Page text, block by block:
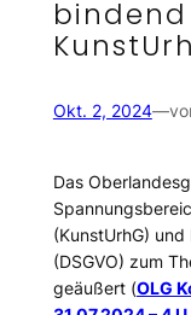
Okt. 2, 2024—
Das
(KunstUrhG)
(DSGVO) zum
geäußert (OLG